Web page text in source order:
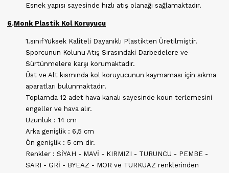
Esnek yapısı sayesinde hızlı atış olanağı sağlamaktadır.
6.Monk Plastik Kol Koruyucu
1.sınıf Yüksek Kaliteli Dayanıklı Plastikten Üretilmiştir.
Sporcunun Kolunu Atış Sırasındaki Darbedelere ve
Sürtünmelere karşı korumaktadır.
Üst ve Alt kısmında kol koruyucunun kaymaması için sıkma
aparatları bulunmaktadır.
Toplamda 12 adet hava kanalı sayesinde koun terlemesini
engeller ve hava alır.
Uzunluk : 14 cm
Arka genişlik : 6,5 cm
Ön genişlik : 5 cm dir.
Renkler : SİYAH - MAVİ - KIRMIZI - TURUNCU - PEMBE -
SARI - GRİ - BYEAZ - MOR ve TURKUAZ renklerinden